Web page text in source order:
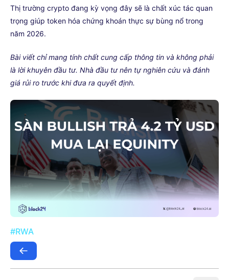
Thị trường crypto đang kỳ vọng đây sẽ là chất xúc tác quan
trọng giúp token hóa chứng khoán thực sự bùng nổ trong
năm 2026.
Bài viết chỉ mang tính chất cung cấp thông tin và không phải
là lời khuyên đầu tư. Nhà đầu tư nên tự nghiên cứu và đánh
giá rủi ro trước khi đưa ra quyết định.
#RWA